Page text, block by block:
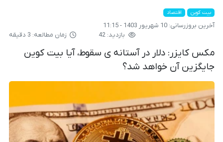
بیت کوین اقتصاد
آخرین بروزرسانی:10 شهریور 1403 - 11:15
بازدید: 42
زمان مطالعه: 3 دقیقه
مکس کایزر: دلار در آستانه ی سقوط، آیا بیت کوین
جایگزین آن خواهد شد؟